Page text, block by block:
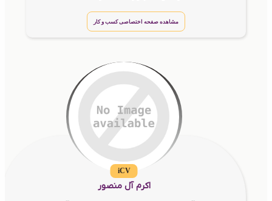
مشاهده صفحه اختصاصی کسب و کار
iCV
اکرم آل منصور